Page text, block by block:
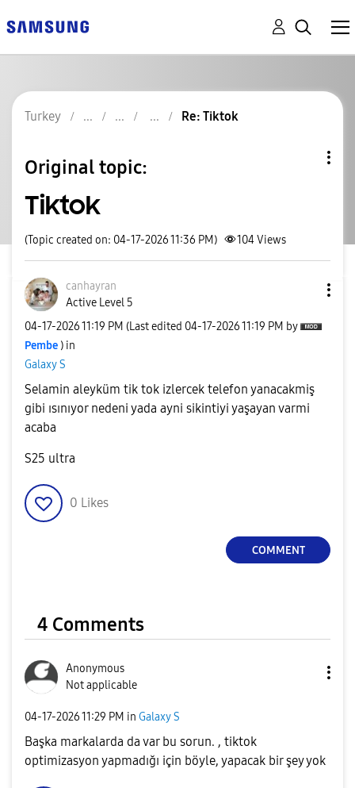
Turkey Re: Tiktok
Original topic:
Tiktok
(Topic created on: 04-17-2026 11:36 PM) 104Views
canhayran
Active Level 5
‎04-17-202611:19 PM (Last edited ‎04-17-202611:19 PM by
Pembe ) in
Galaxy S
Selamin aleyküm tik tok izlercek telefon yanacakmiş
gibi ısınıyor nedeni yada ayni sikintiyi yaşayan varmi
acaba
S25 ultra
0 Likes
COMMENT
4 Comments
Anonymous
Not applicable
‎04-17-202611:29 PM in Galaxy S
Başka markalarda da var bu sorun. , tiktok
optimizasyon yapmadığı için böyle, yapacak bir şey yok